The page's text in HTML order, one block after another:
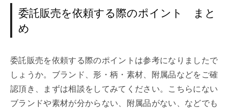
委託販売を依頼する際のポイント まと
め
委託販売を依頼する際のポイントは参考になりましたで
しょうか。ブランド、形・柄・素材、附属品などをご確
認頂き、まずは相談をしてみてください。こちらにない
ブランドや素材が分からない、附属品がない、などでも